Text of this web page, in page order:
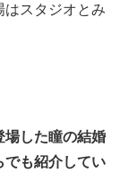
はスタジオとみ
場した瞳の結婚
でも紹介してい